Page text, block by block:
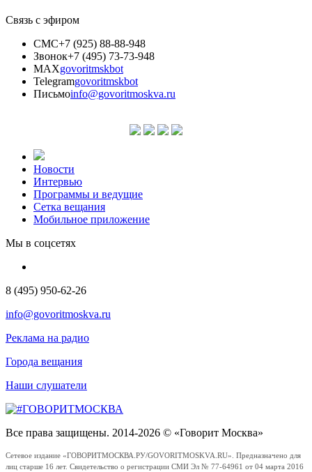
Связь с эфиром
СМС+7 (925) 88-88-948
Звонок+7 (495) 73-73-948
MAXgovoritmskbot
Telegramgovoritmskbot
Письмоinfo@govoritmoskva.ru
Новости
Интервью
Программы и ведущие
Сетка вещания
Мобильное приложение
Мы в соцсетях
8 (495) 950-62-26
info@govoritmoskva.ru
Реклама на радио
Города вещания
Наши слушатели
Все права защищены. 2014-2026 © «Говорит Москва»
Сетевое издание «ГОВОРИТМОСКВА.РУ/GOVORITMOSKVA.RU». Предназначено для
лиц старше 16 лет. Свидетельство о регистрации СМИ Эл № 77-64961 от 04 марта 2016